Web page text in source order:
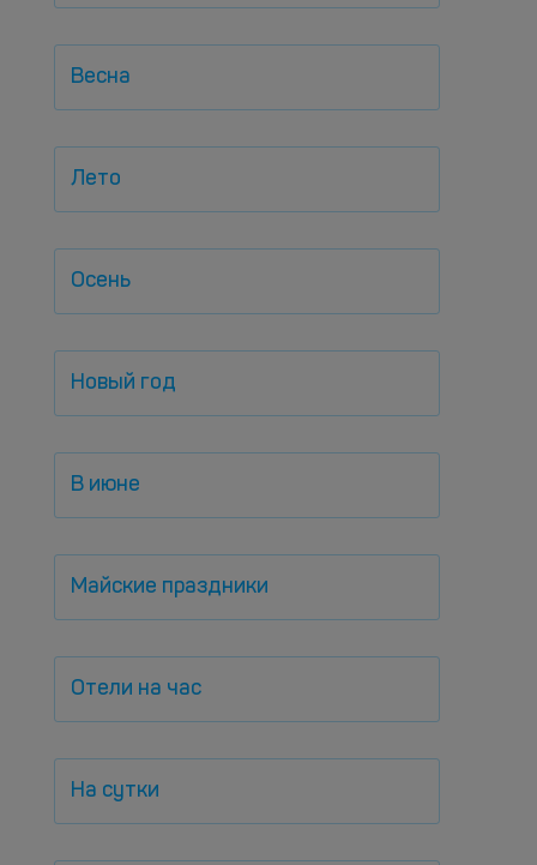
Весна
Лето
Осень
Новый год
В июне
Майские праздники
Отели на час
На сутки